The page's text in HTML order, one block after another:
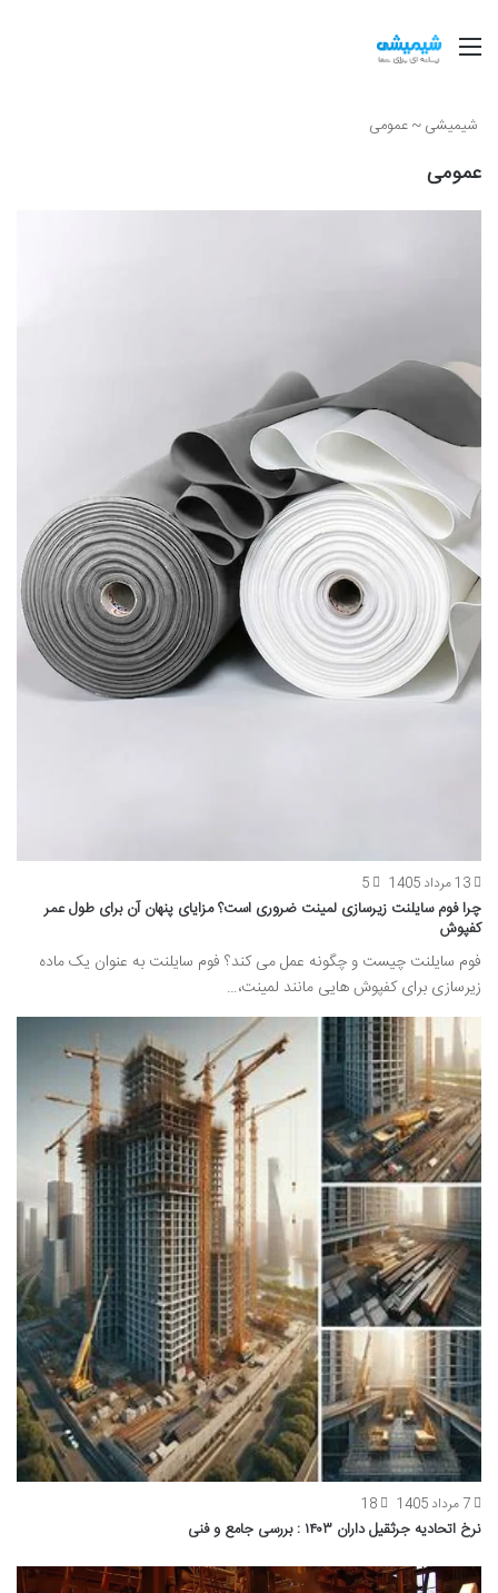
منو
شیمیشی~عمومی
عمومی
13 مرداد 1405 5
چرا فوم سایلنت زیرسازی لمینت ضروری است؟ مزایای پنهان آن برای طول عمر
کفپوش
فوم سایلنت چیست و چگونه عمل می کند؟ فوم سایلنت به عنوان یک ماده
زیرسازی برای کفپوش هایی مانند لمینت،…
7 مرداد 1405 18
نرخ اتحادیه جرثقیل داران ۱۴۰۳ : بررسی جامع و فنی